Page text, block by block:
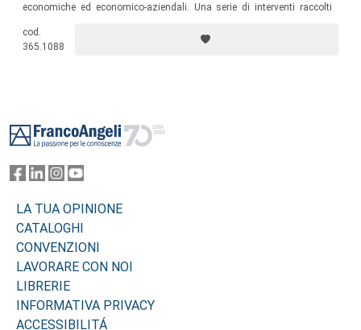
economiche ed economico-aziendali. Una serie di interventi raccolti
Ragioneria generale ed applicata presso la Facoltà di Economia di
Ferrara.
cod.
365.1088
LA TUA OPINIONE
CATALOGHI
CONVENZIONI
LAVORARE CON NOI
LIBRERIE
INFORMATIVA PRIVACY
ACCESSIBILITÁ